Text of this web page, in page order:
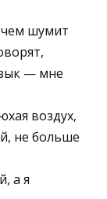
шумит
— мне
воздух,
не больше
а я